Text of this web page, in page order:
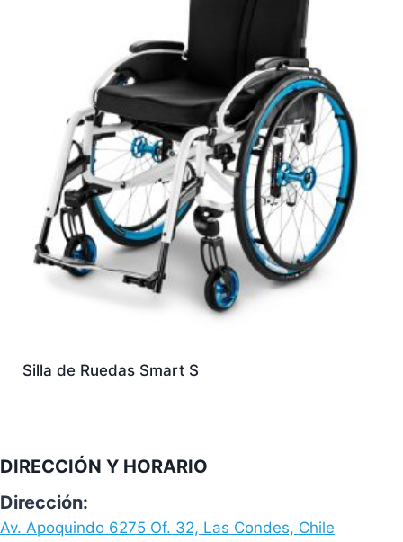
Silla de Ruedas Smart S
DIRECCIÓN Y HORARIO
Dirección:
Av. Apoquindo 6275 Of. 32, Las Condes, Chile